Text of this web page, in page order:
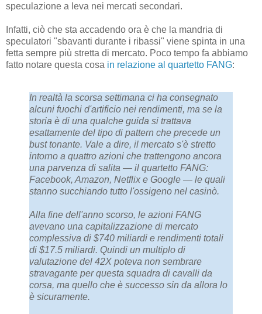
speculazione a leva nei mercati secondari.
Infatti, ciò che sta accadendo ora è che la mandria di
speculatori "sbavanti durante i ribassi" viene spinta in una
fetta sempre più stretta di mercato. Poco tempo fa abbiamo
fatto notare questa cosa in relazione al quartetto FANG:
In realtà la scorsa settimana ci ha consegnato
alcuni fuochi d'artificio nei rendimenti, ma se la
storia è di una qualche guida si trattava
esattamente del tipo di pattern che precede un
bust tonante. Vale a dire, il mercato s'è stretto
intorno a quattro azioni che trattengono ancora
una parvenza di salita — il quartetto FANG:
Facebook, Amazon, Netflix e Google — le quali
stanno succhiando tutto l'ossigeno nel casinò.
Alla fine dell'anno scorso, le azioni FANG
avevano una capitalizzazione di mercato
complessiva di $740 miliardi e rendimenti totali
di $17.5 miliardi. Quindi un multiplo di
valutazione del 42X poteva non sembrare
stravagante per questa squadra di cavalli da
corsa, ma quello che è successo sin da allora lo
è sicuramente.